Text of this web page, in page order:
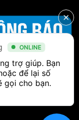
ONLINE
trợ giúp. Bạn
để lại số
gọi cho bạn.